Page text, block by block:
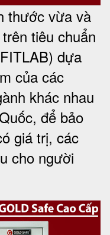
thước vừa và
tiêu chuẩn
dựa
của các
khác nhau
để bảo
giá trị, các
cho người